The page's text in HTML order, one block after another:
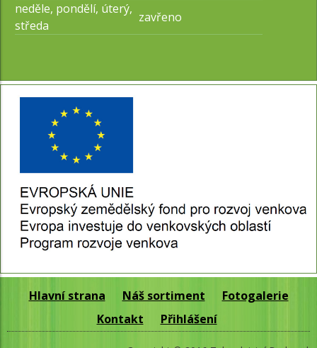
neděle, pondělí, úterý,
středa
zavřeno
Hlavní strana Náš sortiment
Fotogalerie
Kontakt
Přihlášení